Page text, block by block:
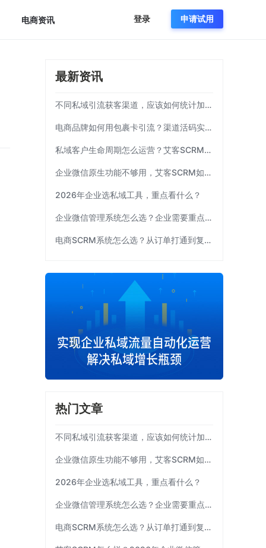
电商资讯 登录 申请试用
最新资讯
不同私域引流获客渠道，应该如何统计加粉效果？
电商品牌如何用包裹卡引流？渠道活码实操方案|艾客SCRM
私域客户生命周期怎么运营？艾客SCRM实操模板
企业微信原生功能不够用，艾客SCRM如何补齐运营链路？
2026年企业选私域工具，重点看什么？
企业微信管理系统怎么选？企业需要重点考察这7项能力|艾客SCRM
电商SCRM系统怎么选？从订单打通到复购运营 | 艾客SCRM
热门文章
不同私域引流获客渠道，应该如何统计加粉效果？
企业微信原生功能不够用，艾客SCRM如何补齐运营链路？
2026年企业选私域工具，重点看什么？
企业微信管理系统怎么选？企业需要重点考察这7项能力|艾客SCRM
电商SCRM系统怎么选？从订单打通到复购运营 | 艾客SCRM